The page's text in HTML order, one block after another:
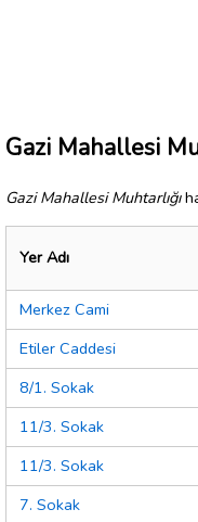
Gazi Mahallesi
Gazi Mahallesi Muhtarlığı
Yer Adı
Merkez Cami
Etiler Caddesi
8/1. Sokak
11/3. Sokak
11/3. Sokak
7. Sokak